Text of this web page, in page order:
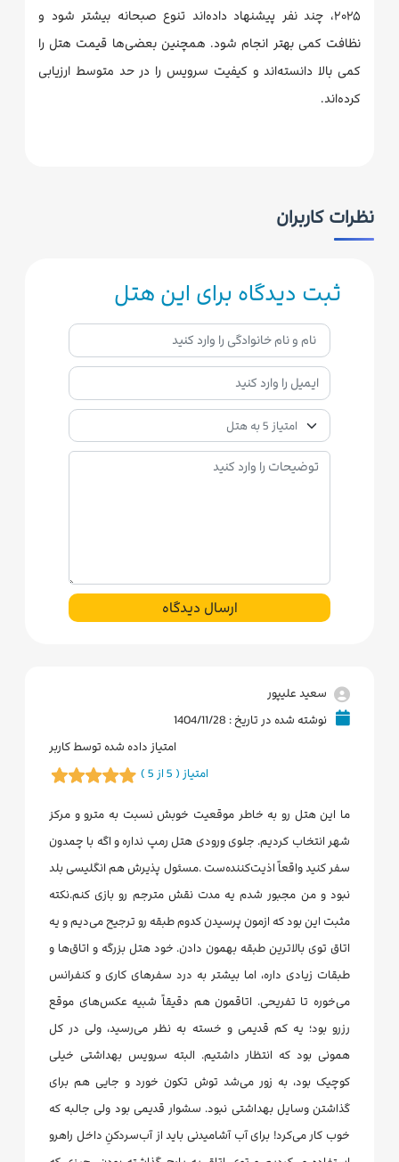
۲۰۲۵، چند نفر پیشنهاد داده‌اند تنوع صبحانه بیشتر شود و
نظافت کمی بهتر انجام شود. همچنین بعضی‌ها قیمت هتل را
کمی بالا دانسته‌اند و کیفیت سرویس را در حد متوسط ارزیابی
کرده‌اند.
نظرات کاربران
ثبت دیدگاه برای این هتل
ارسال دیدگاه
سعید علیپور
نوشته شده در تاریخ : 1404/11/28
امتیاز داده شده توسط کاربر
امتیاز ( 5 از 5 )
ما این هتل رو به خاطر موقعیت خوبش نسبت به مترو و مرکز
شهر انتخاب کردیم. جلوی ورودی هتل رمپ نداره و اگه با چمدون
سفر کنید واقعاً اذیت‌کننده‌ست .مسئول پذیرش هم انگلیسی بلد
نبود و من مجبور شدم یه مدت نقش مترجم رو بازی کنم.نکته
مثبت این بود که ازمون پرسیدن کدوم طبقه رو ترجیح می‌دیم و یه
اتاق توی بالاترین طبقه بهمون دادن. خود هتل بزرگه و اتاق‌ها و
طبقات زیادی داره، اما بیشتر به درد سفرهای کاری و کنفرانس
می‌خوره تا تفریحی. اتاقمون هم دقیقاً شبیه عکس‌های موقع
رزرو بود؛ یه کم قدیمی و خسته به نظر می‌رسید، ولی در کل
همونی بود که انتظار داشتیم. البته سرویس بهداشتی خیلی
کوچیک بود، به زور می‌شد توش تکون خورد و جایی هم برای
گذاشتن وسایل بهداشتی نبود. سشوار قدیمی بود ولی جالبه که
خوب کار می‌کرد! برای آب آشامیدنی باید از آب‌سردکنِ داخل راهرو